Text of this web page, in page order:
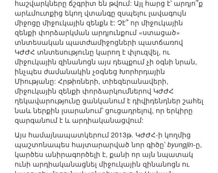
հաշվարկները ճշգրիտ են թվում: Այլ հարց է՝ արդյո՞ք
արևմուտքից եկող վտանգը զսպելու լավագույն
միջոցը միջուկային զենքն է: Չէ՞ որ միջուկային
զենքի փորձարկման արդյունքում «ստացած»
տնտեսական պատժամիջոցների պատճառով
ԿԺԺՀ տնտեսությունը կարող է փլուզվել, ու
միջուկային զինանոցն այս դեպքում չի օգնի նրան,
ինչպես ժամանակին չօգնեց Խորհրդային
Միությանը: Հրթիռների, տիեզերանավերի,
միջուկային զենքի փորձարկումներով ԿԺԺՀ
ղեկավարությունը ցանկանում է դիվիդենդներ շահել
նաև ներքին լսարանում՝ ցուցադրելով, որ երկիրը
զարգանում է և արդիականացվում:
Այս համայնապատկերում 2013թ. ԿԺԺՀ-ի կողմից
պաշտոնապես հայտարարված նոր գիծը՝ byungjin-ը,
կարծես անիրագործելի է, քանի որ այն նպատակ
ունի արդիականացնել միջուկային զինանոցն ու